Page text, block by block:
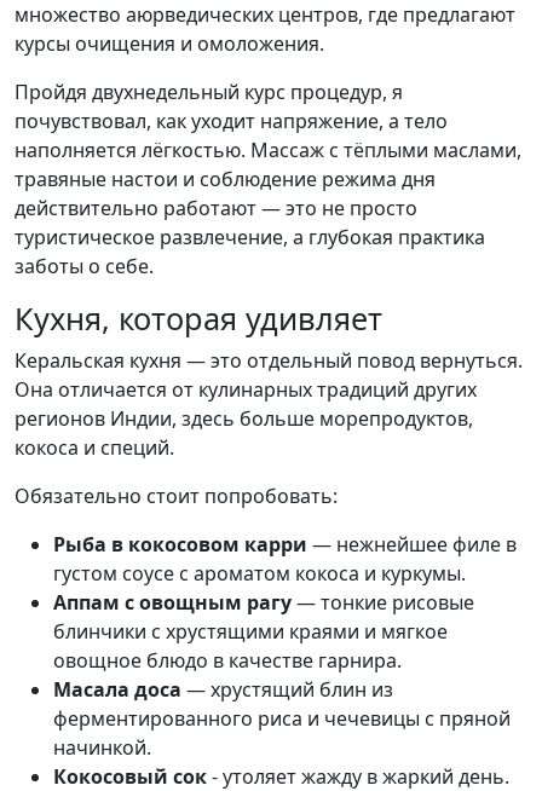
множество аюрведических центров, где предлагают
курсы очищения и омоложения.
Пройдя двухнедельный курс процедур, я
почувствовал, как уходит напряжение, а тело
наполняется лёгкостью. Массаж с тёплыми маслами,
травяные настои и соблюдение режима дня
действительно работают — это не просто
туристическое развлечение, а глубокая практика
заботы о себе.
Кухня, которая удивляет
Керальская кухня — это отдельный повод вернуться.
Она отличается от кулинарных традиций других
регионов Индии, здесь больше морепродуктов,
кокоса и специй.
Обязательно стоит попробовать:
Рыба в кокосовом карри — нежнейшее филе в
густом соусе с ароматом кокоса и куркумы.
Аппам с овощным рагу— тонкие рисовые
блинчики с хрустящими краями и мягкое
овощное блюдо в качестве гарнира.
Масала доса — хрустящий блин из
ферментированного риса и чечевицы с пряной
начинкой.
Кокосовый сок- утоляет жажду в жаркий день.